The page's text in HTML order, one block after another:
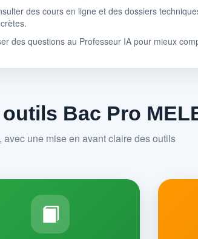
des cours en ligne et des dossiers
des questions au Professeur IA pour mieux
Bac Pro
une mise en avant claire des outils